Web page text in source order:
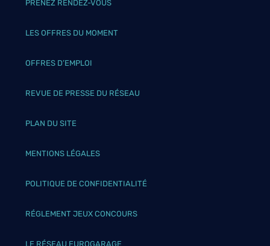
PRENEZ RENDEZ-VOUS
LES OFFRES DU MOMENT
OFFRES D’EMPLOI
REVUE DE PRESSE DU RÉSEAU
PLAN DU SITE
MENTIONS LÉGALES
POLITIQUE DE CONFIDENTIALITÉ
RÉGLEMENT JEUX CONCOURS
LE RÉSEAU EUROGARAGE